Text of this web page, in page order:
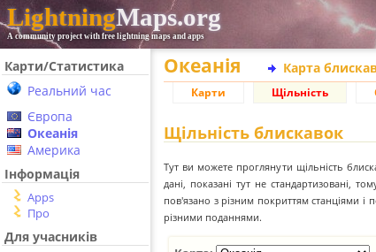
LightningMaps.org
A community project with free lightning maps and apps
Карти/Статистика
Реальний час
Європа
Океанія
Америка
Інформація
Apps
Про
Для учасників
Океанія Карта
Карти Щільність
Щільність блискавок
Тут ви можете проглянути щільність
дані, показані тут не стандартизовані,
пов'язано з різним покриттям станціями
різними поданнями.